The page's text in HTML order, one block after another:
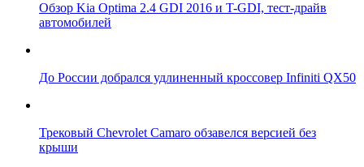
Обзор Kia Optima 2.4 GDI 2016 и T-GDI, тест-драйв
автомобилей
До России добрался удлиненный кроссовер Infiniti QX50
Трековый Chevrolet Camaro обзавелся версией без
крыши